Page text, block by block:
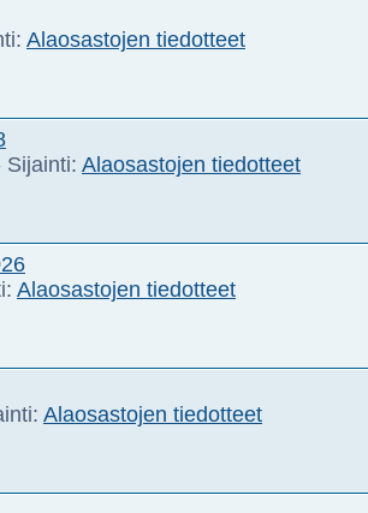
Alaosastojen tiedotteet
Sijainti: Alaosastojen tiedotteet
Alaosastojen tiedotteet
Alaosastojen tiedotteet